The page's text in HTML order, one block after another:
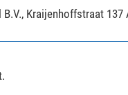
Kraijenhoffstraat 137